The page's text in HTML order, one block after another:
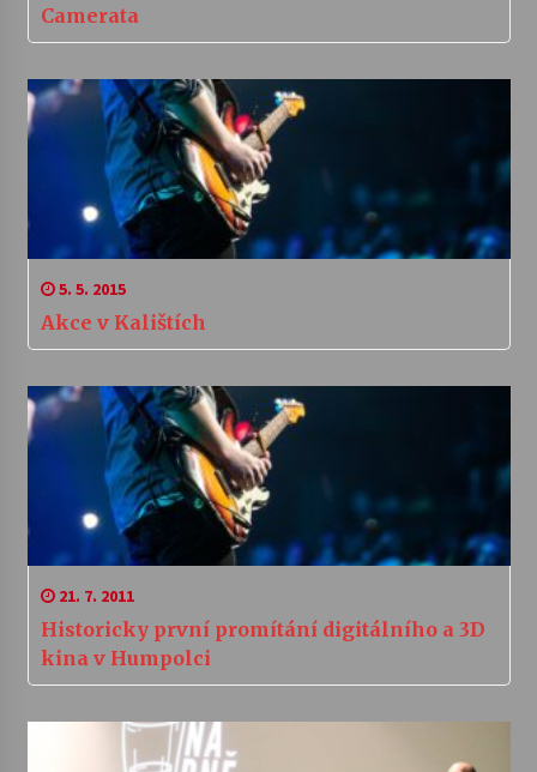
Camerata
5. 5. 2015
Akce v Kalištích
21. 7. 2011
Historicky první promítání digitálního a 3D
kina v Humpolci